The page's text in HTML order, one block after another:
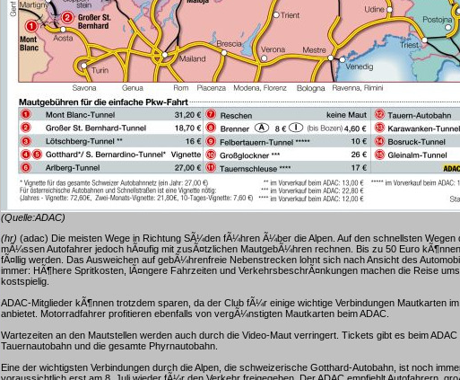
(Quelle:ADAC)
(hr) (adac) Die meisten Wege in Richtung SÃ¼den fÃ¼hren Ã¼ber die Alpen. Auf den schnellsten Wegen
mÃ¼ssen Autofahrer jedoch hÃ¤ufig mit zusÃ¤tzlichen MautgebÃ¼hren rechnen. Bis zu 50 Euro
fÃ¤llig werden. Das Ausweichen auf gebÃ¼hrenfreie Nebenstrecken lohnt sich nach Ansicht des
immer: HÃ¶here Spritkosten, lÃ¤ngere Fahrzeiten und VerkehrsbeschrÃ¤nkungen machen die Reise
kostspielig.
ADAC-Mitglieder kÃ¶nnen trotzdem sparen, da der Club fÃ¼r einige wichtige Verbindungen Mautkarten
anbietet. Motorradfahrer profitieren ebenfalls von vergÃ¼nstigten Mautkarten beim ADAC.
Wartezeiten an den Mautstellen werden auch durch die Video-Maut verringert. Tickets gibt es beim
Tauernautobahn und die gesamte Phyrnautobahn.
Eine der wichtigsten Verbindungen durch die Alpen, die schweizerische Gotthard-Autobahn, ist noch